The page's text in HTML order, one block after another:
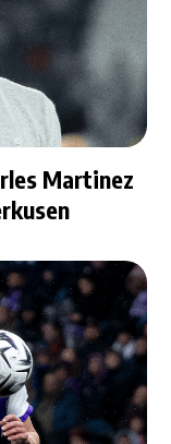
Martinez